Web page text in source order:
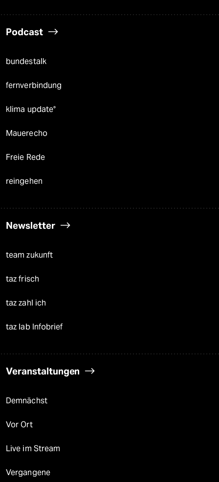
Podcast
bundestalk
fernverbindung
klima update°
Mauerecho
Freie Rede
reingehen
Newsletter
team zukunft
taz frisch
taz zahl ich
taz lab Infobrief
Veranstaltungen
Demnächst
Vor Ort
Live im Stream
Vergangene